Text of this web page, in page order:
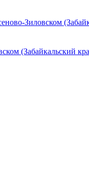
Зиловском
(Забайкальский